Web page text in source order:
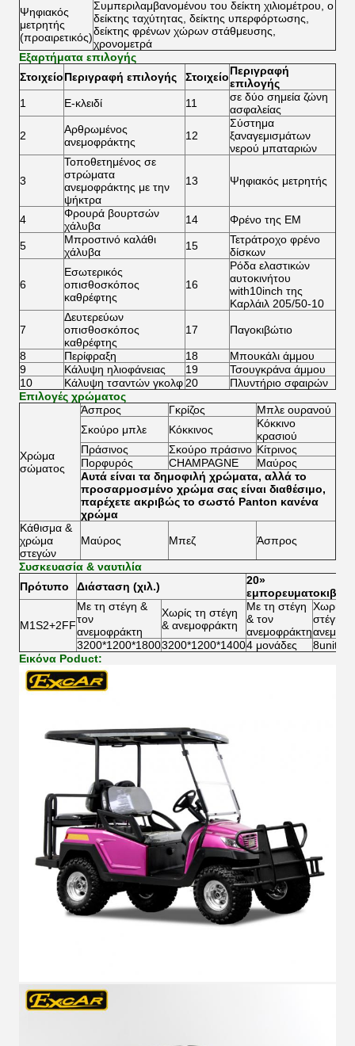
Ψηφιακός
μετρητής
(προαιρετικός)
Συμπεριλαμβανομένου του δείκτη χιλιομέτρου, ο
δείκτης ταχύτητας, δείκτης υπερφόρτωσης,
δείκτης φρένων χώρων στάθμευσης,
χρονομετρά
Εξαρτήματα επιλογής
ΣτοιχείοΠεριγραφή επιλογής ΣτοιχείοΠεριγραφή
επιλογής
1
Ε-κλειδί 11
σε δύο σημεία ζώνη
ασφαλείας
2
Αρθρωμένος
ανεμοφράκτης
12
Σύστημα
ξαναγεμισμάτων
νερού μπαταριών
3
Τοποθετημένος σε
στρώματα
ανεμοφράκτης με την
ψήκτρα
13 Ψηφιακός μετρητής
4
Φρουρά βουρτσών
χάλυβα
14 Φρένο της EM
5
Μπροστινό καλάθι
χάλυβα
15
Τετράτροχο φρένο
δίσκων
6
Εσωτερικός
οπισθοσκόπος
καθρέφτης
16
Ρόδα ελαστικών
αυτοκινήτου
with10inch της
Καρλάιλ 205/50-10
7
Δευτερεύων
οπισθοσκόπος
καθρέφτης
17 Παγοκιβώτιο
8 Περίφραξη 18
Μπουκάλι άμμου
9
Κάλυψη ηλιοφάνειας 19
Τσουγκράνα άμμου
10
Κάλυψη τσαντών γκολφ 20
Πλυντήριο σφαιρών
Επιλογές χρώματος
Χρώμα
σώματος
Άσπρος Γκρίζος
Μπλε ουρανού
Σκούρο μπλε
Κόκκινος
Κόκκινο
κρασιού
Πράσινος
Σκούρο πράσινο Κίτρινος
Πορφυρός
CHAMPAGNE
Μαύρος
Αυτά είναι τα δημοφιλή χρώματα, αλλά το
προσαρμοσμένο χρώμα σας είναι διαθέσιμο,
παρέχετε ακριβώς το σωστό Panton κανένα
χρώμα
Κάθισμα &
χρώμα
στεγών
Μαύρος Μπεζ Άσπρος
Συσκευασία & ναυτιλία
Πρότυπο
Διάσταση (χιλ.)
20»
M1S2+2FF
Με τη στέγη &
τον
ανεμοφράκτη
Χωρίς τη στέγη
& ανεμοφράκτη
Με τη στέγη
& τον
ανεμοφράκτη
Χωρίς
στέγη &
3200*1200*18003200*1200*14004 μονάδες
8units
Εικόνα Poduct: